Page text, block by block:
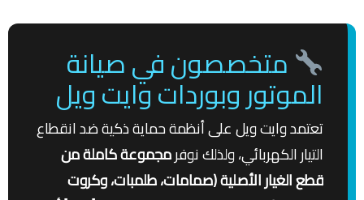
متخصصون في صيانة
الموتور وبوردات وايت ويل
تعتمد وايت ويل على أنظمة حماية ذكية ضد انقطاع
التيار الكهربائي، ولذلك نوفرمجموعة كاملة من
قطع الغيار الأصلية (صمامات، طلمبات، وكروت